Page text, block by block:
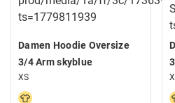
Damen Hoodie Oversize
3/4 Arm skyblue
XS